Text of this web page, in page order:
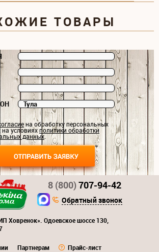
ТОВАРЫ
на обработку персональных
условияхполитики обработки
данных.
Ховренок». Одоевское шоссе 130,
Партнерам
Прайс-лист
8 (800)707-94-42
Обратный звонок